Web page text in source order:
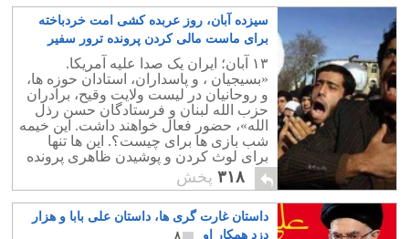
سیزده آبان، روز عربده کشی امت خردباخته
برای ماست مالی کردن پرونده ترور سفیر
عربستان
۴
۱۳ آبان؛ ایران یک صدا علیه آمریکا.
«بسیجیان ، و پاسداران، استادان حوزه ها،
و روحانیان در لیست ولایت وقیح، برادران
حزب الله لبنان و فرستادگان حسن رذل
الله»، حضور فعال خواهند داشت. این خیمه
شب بازی ها برای چیست؟. این ها تنها
برای لوث کردن و پوشیدن ظاهری پرونده
جنایی رژیم برای کشتن سفیر عربستان
است.
۳۱۸ پخش
داستان غارت گری ها، داستان علی بابا و هزار
دزد همکار او
۸